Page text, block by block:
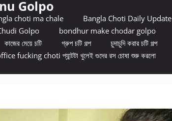
Golpo
choti ma chale Bangla Choti Daily Update
Golpo
bondhur make chodar golpo
কাজের মেয়ে চটি গ্রুপ চটি গল্প চুদাচুদি করার চটি গল্প
fucking choti প্যান্টটা খুলেই গুদের রস চোষা শুরু করলো